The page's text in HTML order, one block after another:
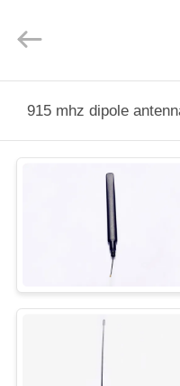
उत्पादों
Reserved.
915 mhz dipole